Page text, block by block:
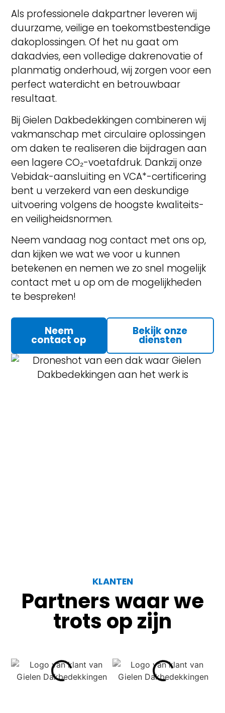
Als professionele dakpartner leveren wij
duurzame, veilige en toekomstbestendige
dakoplossingen. Of het nu gaat om
dakadvies, een volledige dakrenovatie of
planmatig onderhoud, wij zorgen voor een
perfect waterdicht en betrouwbaar
resultaat.
Bij Gielen Dakbedekkingen combineren wij
vakmanschap met circulaire oplossingen
om daken te realiseren die bijdragen aan
een lagere CO₂-voetafdruk. Dankzij onze
Vebidak-aansluiting en VCA*-certificering
bent u verzekerd van een deskundige
uitvoering volgens de hoogste kwaliteits-
en veiligheidsnormen.
Neem vandaag nog contact met ons op,
dan kijken we wat we voor u kunnen
betekenen en nemen we zo snel mogelijk
contact met u op om de mogelijkheden
te bespreken!
Neem
contact op
Bekijk onze
diensten
KLANTEN
Partners waar we
trots op zijn